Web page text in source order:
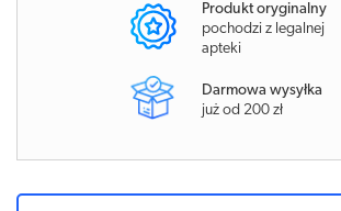
Produkt oryginalny
pochodzi z legalnej
apteki
Darmowa wysyłka
już od 200 zł